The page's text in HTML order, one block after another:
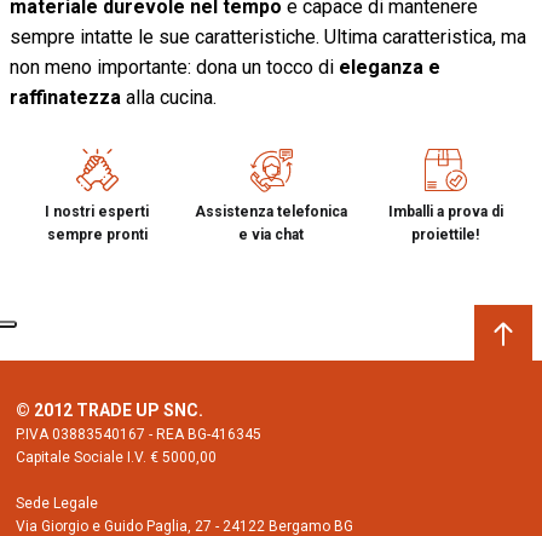
materiale durevole nel tempo e capace di mantenere
sempre intatte le sue caratteristiche. Ultima caratteristica, ma
non meno importante: dona un tocco di eleganza e
raffinatezza alla cucina.
I nostri esperti
sempre pronti
Assistenza telefonica
e via chat
Imballi a prova di
proiettile!
© 2012 TRADE UP SNC.
P.IVA 03883540167 - REA BG-416345
Capitale Sociale I.V. € 5000,00
Sede Legale
Via Giorgio e Guido Paglia, 27 - 24122 Bergamo BG